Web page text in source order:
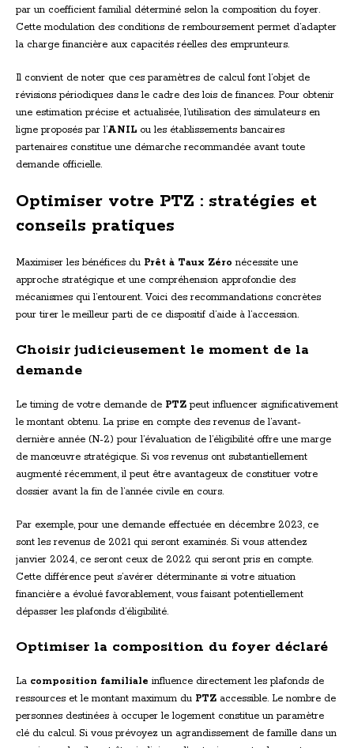
par un coefficient familial déterminé selon la composition du foyer.
Cette modulation des conditions de remboursement permet d’adapter
la charge financière aux capacités réelles des emprunteurs.
Il convient de noter que ces paramètres de calcul font l’objet de
révisions périodiques dans le cadre des lois de finances. Pour obtenir
une estimation précise et actualisée, l’utilisation des simulateurs en
ligne proposés par l’ANIL ou les établissements bancaires
partenaires constitue une démarche recommandée avant toute
demande officielle.
Optimiser votre PTZ : stratégies et
conseils pratiques
Maximiser les bénéfices du Prêt à Taux Zéro nécessite une
approche stratégique et une compréhension approfondie des
mécanismes qui l’entourent. Voici des recommandations concrètes
pour tirer le meilleur parti de ce dispositif d’aide à l’accession.
Choisir judicieusement le moment de la
demande
Le timing de votre demande de PTZ peut influencer significativement
le montant obtenu. La prise en compte des revenus de l’avant-
dernière année (N-2) pour l’évaluation de l’éligibilité offre une marge
de manœuvre stratégique. Si vos revenus ont substantiellement
augmenté récemment, il peut être avantageux de constituer votre
dossier avant la fin de l’année civile en cours.
Par exemple, pour une demande effectuée en décembre 2023, ce
sont les revenus de 2021 qui seront examinés. Si vous attendez
janvier 2024, ce seront ceux de 2022 qui seront pris en compte.
Cette différence peut s’avérer déterminante si votre situation
financière a évolué favorablement, vous faisant potentiellement
dépasser les plafonds d’éligibilité.
Optimiser la composition du foyer déclaré
La composition familiale influence directement les plafonds de
ressources et le montant maximum du PTZ accessible. Le nombre de
personnes destinées à occuper le logement constitue un paramètre
clé du calcul. Si vous prévoyez un agrandissement de famille dans un